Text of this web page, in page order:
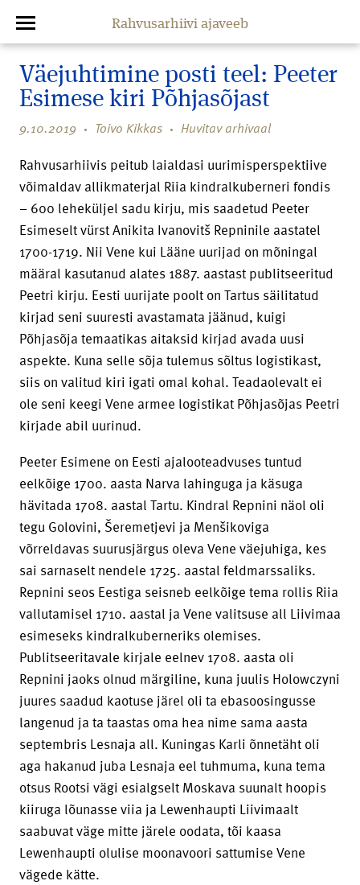
Rahvusarhiivi ajaveeb
Väejuhtimine posti teel: Peeter
Esimese kiri Põhjasõjast
9.10.2019 Toivo Kikkas Huvitav arhivaal
Rahvusarhiivis peitub laialdasi uurimisperspektiive
võimaldav allikmaterjal Riia kindralkuberneri fondis
– 600 leheküljel sadu kirju, mis saadetud Peeter
Esimeselt vürst Anikita Ivanovitš Repninile aastatel
1700-1719. Nii Vene kui Lääne uurijad on mõningal
määral kasutanud alates 1887. aastast publitseeritud
Peetri kirju. Eesti uurijate poolt on Tartus säilitatud
kirjad seni suuresti avastamata jäänud, kuigi
Põhjasõja temaatikas aitaksid kirjad avada uusi
aspekte. Kuna selle sõja tulemus sõltus logistikast,
siis on valitud kiri igati omal kohal. Teadaolevalt ei
ole seni keegi Vene armee logistikat Põhjasõjas Peetri
kirjade abil uurinud.
Peeter Esimene on Eesti ajalooteadvuses tuntud
eelkõige 1700. aasta Narva lahinguga ja käsuga
hävitada 1708. aastal Tartu. Kindral Repnini näol oli
tegu Golovini, Šeremetjevi ja Menšikoviga
võrreldavas suurusjärgus oleva Vene väejuhiga, kes
sai sarnaselt nendele 1725. aastal feldmarssaliks.
Repnini seos Eestiga seisneb eelkõige tema rollis Riia
vallutamisel 1710. aastal ja Vene valitsuse all Liivimaa
esimeseks kindralkuberneriks olemises.
Publitseeritavale kirjale eelnev 1708. aasta oli
Repnini jaoks olnud märgiline, kuna juulis Holowczyni
juures saadud kaotuse järel oli ta ebasoosingusse
langenud ja ta taastas oma hea nime sama aasta
septembris Lesnaja all. Kuningas Karli õnnetäht oli
aga hakanud juba Lesnaja eel tuhmuma, kuna tema
otsus Rootsi vägi esialgselt Moskava suunalt hoopis
kiiruga lõunasse viia ja Lewenhaupti Liivimaalt
saabuvat väge mitte järele oodata, tõi kaasa
Lewenhaupti olulise moonavoori sattumise Vene
vägede kätte.